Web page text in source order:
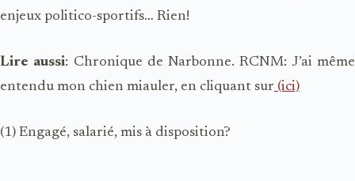
enjeux politico-sportifs… Rien!
Lire aussi: Chronique de Narbonne. RCNM: J’ai même
entendu mon chien miauler, en cliquant sur (ici)
(1) Engagé, salarié, mis à disposition?